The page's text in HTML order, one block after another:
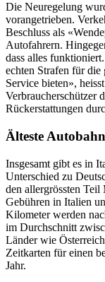
Die Neuregelung
vorangetrieben.
Beschluss als
Autofahrern.
dass alles
echten Strafen für die
Service bieten»,
Verbraucherschützer
Rückerstattungen
Älteste
Insgesamt gibt es in
Unterschied zu
den allergrössten
Gebühren in Italien
Kilometer werden
im Durchschnitt
Länder wie
Zeitkarten für einen
Jahr.